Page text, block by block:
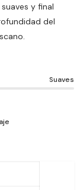
y final
del
Suaves